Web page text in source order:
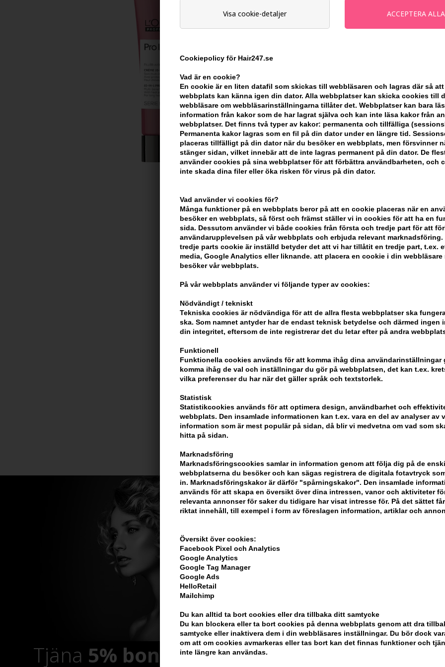
Visa cookie-detaljer
Cookiepolicy för Hair247.se
Vad är en cookie?
En cookie är en liten datafil som skickas till webbläsaren och lagras där så att
webbplats kan känna igen din dator. Alla webbplatser kan skicka cookies till
webbläsare om webbläsarinställningarna tillåter det. Webbplatser kan bara
information från kakor som de har lagrat själva och kan inte läsa kakor från
webbplatser. Det finns två typer av kakor: permanenta och tillfälliga
Permanenta kakor lagras som en fil på din dator under en längre tid.
placeras tillfälligt på din dator när du besöker en webbplats, men försvinner
stänger sidan, vilket innebär att de inte lagras permanent på din dator. De
använder cookies på sina webbplatser för att förbättra användbarheten, och
inte skada dina filer eller öka risken för virus på din dator.
Vad använder vi cookies för?
Många funktioner på en webbplats beror på att en cookie placeras när en
besöker en webbplats, så först och främst ställer vi in ​​cookies för att ha en
sida. Dessutom använder vi både cookies från första och tredje part för att
användarupplevelsen på vår webbplats och erbjuda relevant marknadsföring.
tredje parts cookie är inställd betyder det att vi har tillåtit en tredje part, t.ex.
media, Google Analytics eller liknande. att placera en cookie i din webbläsare
besöker vår webbplats.
På vår webbplats använder vi följande typer av cookies:
Nödvändigt / tekniskt
Tekniska cookies är nödvändiga för att de allra flesta webbplatser ska
ska. Som namnet antyder har de endast teknisk betydelse och därmed ingen
din integritet, eftersom de inte registrerar det du letar efter på andra
Funktionell
Funktionella cookies används för att komma ihåg dina användarinställningar
komma ihåg de val och inställningar du gör på webbplatsen, det kan t.ex.
vilka preferenser du har när det gäller språk och textstorlek.
Statistisk
Statistikcookies används för att optimera design, användbarhet och
webbplats. Den insamlade informationen kan t.ex. vara en del av analyser av
information som är mest populär på sidan, då blir vi medvetna om vad som
hitta på sidan.
Marknadsföring
Marknadsföringscookies samlar in information genom att följa dig på de
webbplatserna du besöker och kan sägas registrera de digitala fotavtryck
in. Marknadsföringskakor är därför "spårningskakor". Den insamlade
används för att skapa en översikt över dina intressen, vanor och aktiviteter
relevanta annonser för saker du tidigare har visat intresse för. På det sättet
riktat innehåll, till exempel i form av föreslagen information, artiklar och
Översikt över cookies:
Facebook Pixel och Analytics
Google Analytics
Google Tag Manager
Google Ads
HelloRetail
Mailchimp
Du kan alltid ta bort cookies eller dra tillbaka ditt samtycke
Du kan blockera eller ta bort cookies på denna webbplats genom att dra
samtycke eller inaktivera dem i din webbläsares inställningar. Du bör dock
om att om cookies avmarkeras eller tas bort kan det finnas funktioner och
inte längre kan användas.
Enhetspris ved 2 Tidigare lägsta pris:
I lager- Leveranstid: 2-3
Du tjänar 9 Bonuskronor på köp av
KÖP FÖR YTTERLIGARE 499,00 SEK
L'Oréal Professionnel Pro Longer
driven av patenterad Filler-A100-
Egenskaper
- Lämplig för långt hår som lider av
- Hjälper till att förnya hårfibern
- lämnar hårfibern stark och med
Loréal Serie Expert Pro Longer Leave
Ansökan
- Applicera i rent, handdukstorkat hår
- Använd en fön och ställ in håret efter
Storlek: 150ml
Tjäna 5% bonuspå hela din beställning